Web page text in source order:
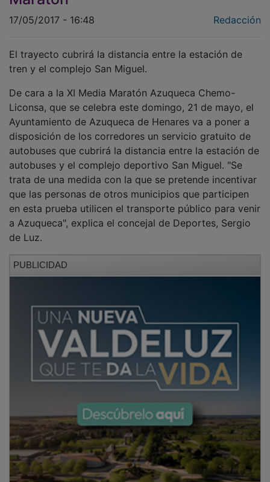
tren y el complejo San Miguel.
Liconsa, que se celebra este domingo, 21 de mayo, el
Ayuntamiento de Azuqueca de Henares va a poner a
disposición de los corredores un servicio gratuito de
autobuses que cubrirá la distancia entre la estación de
autobuses y el complejo deportivo San Miguel. "Se
trata de una medida con la que se pretende incentivar
que las personas de otros municipios que participen
en esta prueba utilicen el transporte público para venir
a Azuqueca", explica el concejal de Deportes, Sergio
de Luz.